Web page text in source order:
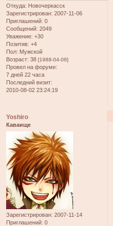
Откуда: Новочеркасск
Зарегистрирован: 2007-11-06
Приглашений: 0
Сообщений: 2049
Уважение: +30
Позитив: +4
Пол: Мужской
Возраст: 38 [1988-04-08]
Провел на форуме:
7 дней 22 часа
Последний визит:
2010-08-02 23:24:19
Yoshiro
Каваище
Зарегистрирован: 2007-11-14
Приглашений: 0